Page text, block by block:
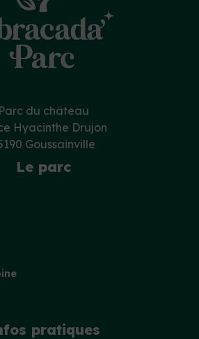
Parc du château
Hyacinthe Drujon
Goussainville
Le parc
pratiques